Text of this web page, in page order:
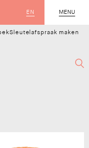
MENU
SLUIT
EN
Sleutelafspraak maken